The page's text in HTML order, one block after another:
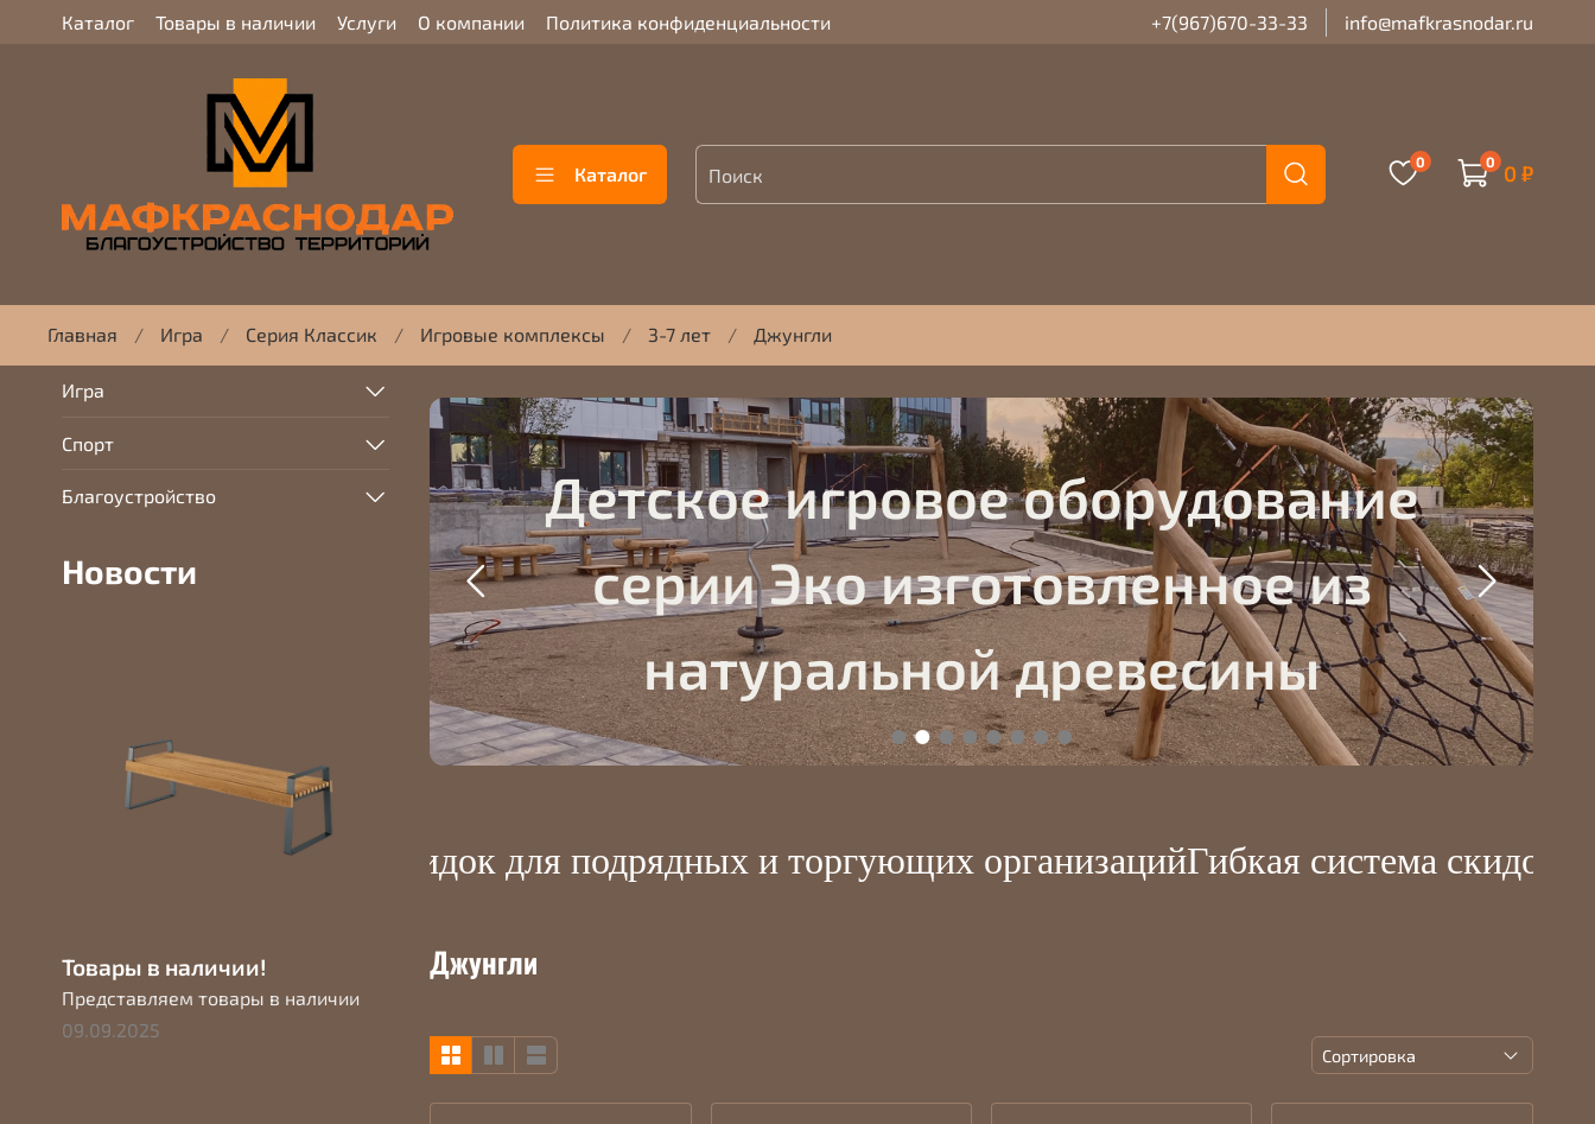
Каталог Товары в наличии Услуги О компании Политика конфиденциальности +7(967)670-33-33 info@mafkrasnodar.ru
Каталог
0 0 0 ₽
Главная Игра Серия Классик Игровые комплексы 3-7 лет Джунгли
Детское игровое оборудование
серии Эко изготовленное из
натуральной древесины
Гибкая система скидок для подрядных и торгующих организацийГибкая система скидок
Джунгли
Игра
Спорт
Благоустройство
Новости
Товары в наличии!
Представляем товары в наличии
09.09.2025